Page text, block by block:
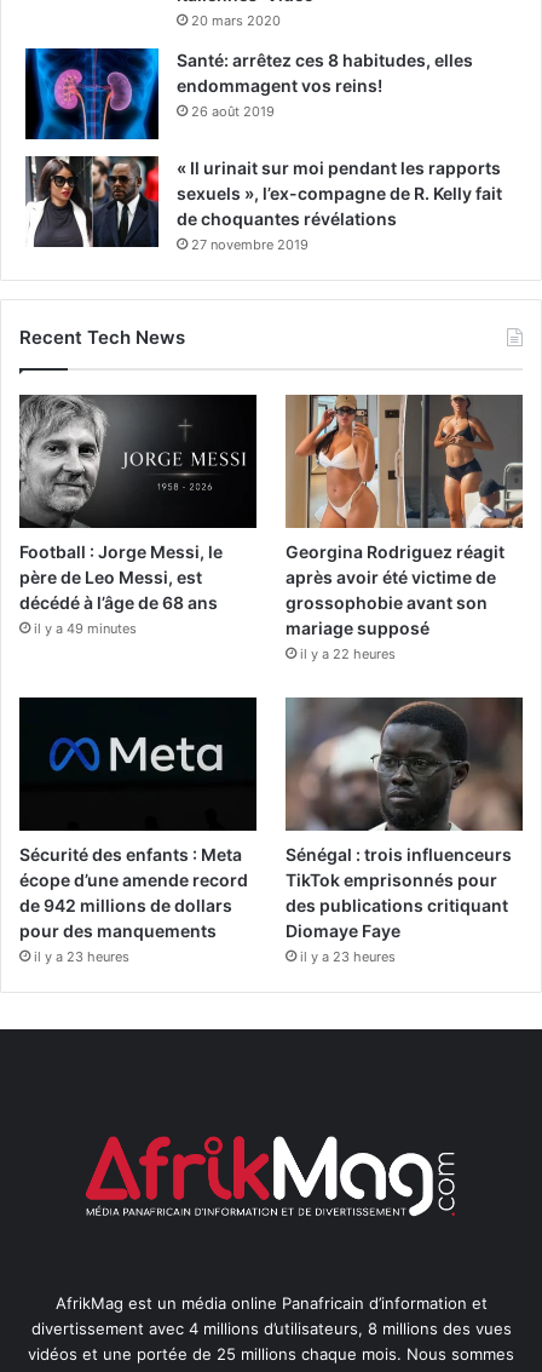
20 mars 2020
Santé: arrêtez ces 8 habitudes, elles
endommagent vos reins!
26 août 2019
« Il urinait sur moi pendant les rapports
sexuels », l’ex-compagne de R. Kelly fait
de choquantes révélations
27 novembre 2019
Recent Tech News
Football : Jorge Messi, le
père de Leo Messi, est
décédé à l’âge de 68 ans
il y a 49 minutes
Georgina Rodriguez réagit
après avoir été victime de
grossophobie avant son
mariage supposé
il y a 22 heures
Sécurité des enfants : Meta
écope d’une amende record
de 942 millions de dollars
pour des manquements
il y a 23 heures
Sénégal : trois influenceurs
TikTok emprisonnés pour
des publications critiquant
Diomaye Faye
il y a 23 heures
AfrikMag est un média online Panafricain d’information et
divertissement avec 4 millions d’utilisateurs, 8 millions des vues
vidéos et une portée de 25 millions chaque mois. Nous sommes